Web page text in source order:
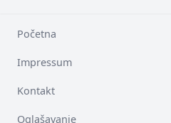
Početna
Impressum
Kontakt
Oglašavanje